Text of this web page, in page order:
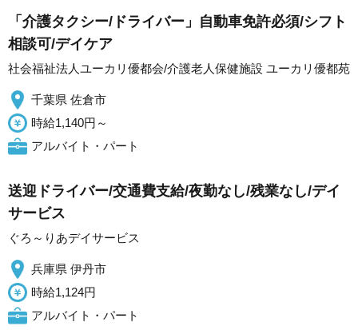
「介護タクシー/ドライバー」自動車免許必須/シフト
相談可/デイケア
社会福祉法人ユーカリ優都会/介護老人保健施設 ユーカリ優都苑
千葉県 佐倉市
時給1,140円～
アルバイト・パート
送迎ドライバー/交通費支給/夜勤なし/残業なし/デイ
サービス
ぐろ～りあデイサービス
兵庫県 伊丹市
時給1,124円
アルバイト・パート